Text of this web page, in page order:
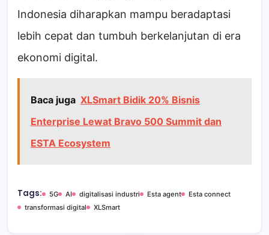
Indonesia diharapkan mampu beradaptasi
lebih cepat dan tumbuh berkelanjutan di era
ekonomi digital.
Baca juga XLSmart Bidik 20% Bisnis
Enterprise Lewat Bravo 500 Summit dan
ESTA Ecosystem
Tags: 5G AI digitalisasi industri Esta agent
Esta connect
transformasi digital
XLSmart